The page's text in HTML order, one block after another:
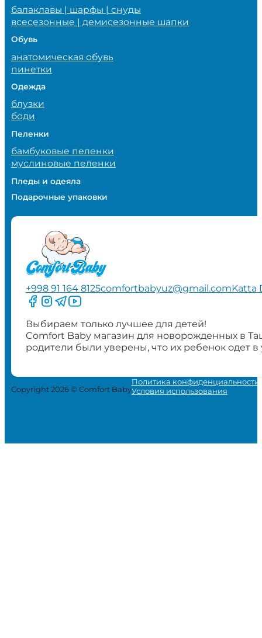
балаклавы | шарфы | снуды
всесезонные | демисезонные шапки
Обувь
анатомическая обувь
пинетки
Одежда
блузки
боди
Пеленки
бамбуковые пеленки
муслиновые пеленки
Пледы и одеяла
Подарочные упаковки
+998 91 164 8125comfortbabyuz@gmail.comKatta
Следите за нами на Facebook
Следите за нами в Instagram
Следите за нами в Telegram
Следите за нами в YouTube
Выбираем только лучшее для детей!
Comfort Baby магазин для новорожденных в
родители были уверены, что их ребенок одет
Copyright 2026 © Comfort Baby
Политика конфиденциальности
Условия использования